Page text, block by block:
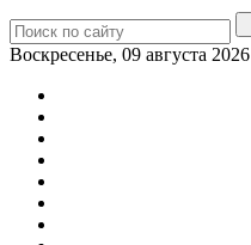
Воскресенье, 09 августа 2026